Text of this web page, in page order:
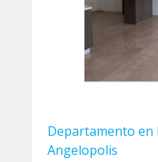
Departamento en
Angelopolis